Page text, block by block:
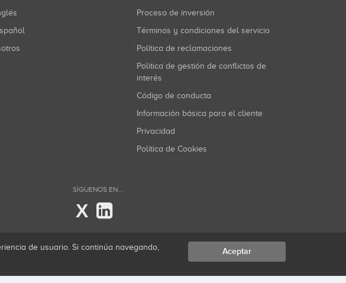
Proceso de inversión
Términos y condiciones del servicio
Política de reclamaciones
Política de gestión de conflictos de
interés
Código de conducta
Información básica para el cliente
Privacidad
Política de Cookies
SÍGUENOS EN...
X
de usuario. Si continúa navegando,
Aceptar